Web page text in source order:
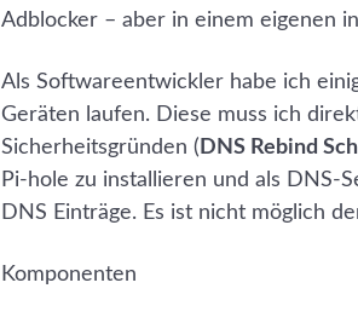
Adblocker – aber in einem eigenen
Als Softwareentwickler habe ich
Geräten laufen. Diese muss ich
Sicherheitsgründen ( DNS Rebind
Pi-hole zu installieren und als
DNS Einträge. Es ist nicht möglich
Komponenten